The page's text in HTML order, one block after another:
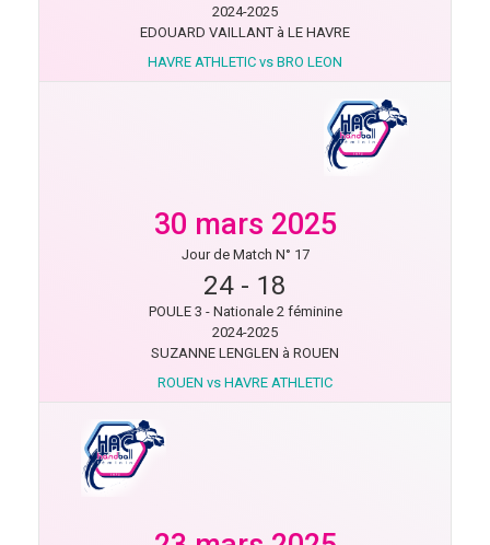
2024-2025
EDOUARD VAILLANT à LE HAVRE
HAVRE ATHLETIC vs BRO LEON
30 mars 2025
Jour de Match N° 17
24 - 18
POULE 3 - Nationale 2 féminine
2024-2025
SUZANNE LENGLEN à ROUEN
ROUEN vs HAVRE ATHLETIC